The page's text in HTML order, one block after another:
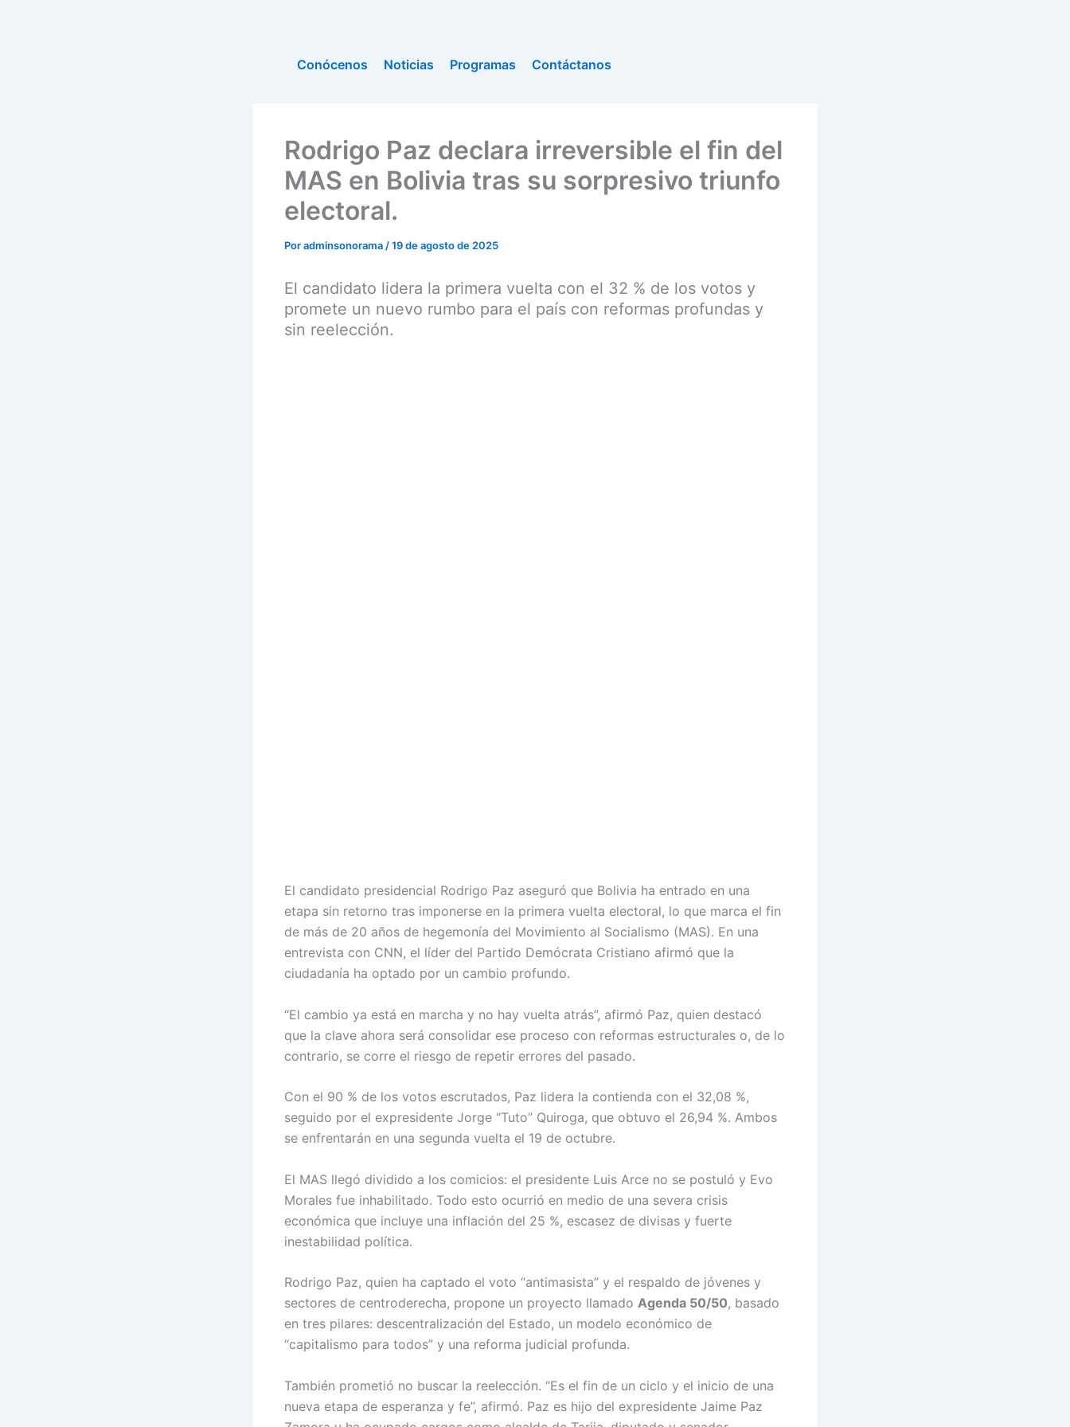
Conócenos
Noticias Programas Contáctanos
Rodrigo Paz declara irreversible el fin del
MAS en Bolivia tras su sorpresivo triunfo
electoral.
Poradminsonorama /19 de agosto de 2025
El candidato lidera la primera vuelta con el 32 % de los votos y
promete un nuevo rumbo para el país con reformas profundas y
sin reelección.
El candidato presidencial Rodrigo Paz aseguró que Bolivia ha entrado en una
etapa sin retorno tras imponerse en la primera vuelta electoral, lo que marca el fin
de más de 20 años de hegemonía del Movimiento al Socialismo (MAS). En una
entrevista con CNN, el líder del Partido Demócrata Cristiano afirmó que la
ciudadanía ha optado por un cambio profundo.
“El cambio ya está en marcha y no hay vuelta atrás”, afirmó Paz, quien destacó
que la clave ahora será consolidar ese proceso con reformas estructurales o, de lo
contrario, se corre el riesgo de repetir errores del pasado.
Con el 90 % de los votos escrutados, Paz lidera la contienda con el 32,08 %,
seguido por el expresidente Jorge “Tuto” Quiroga, que obtuvo el 26,94 %. Ambos
se enfrentarán en una segunda vuelta el 19 de octubre.
El MAS llegó dividido a los comicios: el presidente Luis Arce no se postuló y Evo
Morales fue inhabilitado. Todo esto ocurrió en medio de una severa crisis
económica que incluye una inflación del 25 %, escasez de divisas y fuerte
inestabilidad política.
Rodrigo Paz, quien ha captado el voto “antimasista” y el respaldo de jóvenes y
sectores de centroderecha, propone un proyecto llamado Agenda 50/50, basado
en tres pilares: descentralización del Estado, un modelo económico de
“capitalismo para todos” y una reforma judicial profunda.
También prometió no buscar la reelección. “Es el fin de un ciclo y el inicio de una
nueva etapa de esperanza y fe”, afirmó. Paz es hijo del expresidente Jaime Paz